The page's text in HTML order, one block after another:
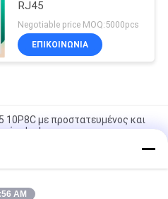
RJ45
Negotiable price MOQ:5000pcs
ΕΠΙΚΟΙΝΩΝΊΑ
με προστατευμένος και
Jack
λιμένων του Jack
αυτί
AM